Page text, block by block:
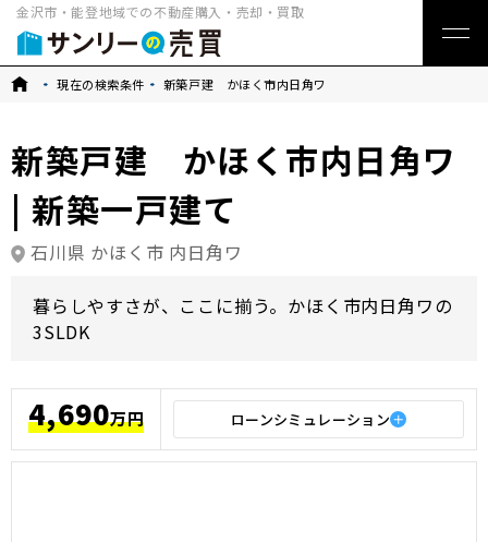
金沢市・能登地域での不動産購入・売却・買取
トップ現在の検索条件 新築戸建 かほく市内日角ワ
新築戸建 かほく市内日角ワ
| 新築一戸建て
石川県 かほく市 内日角ワ
暮らしやすさが、ここに揃う。かほく市内日角ワの
3SLDK
4,690万円 ローンシミュレーション